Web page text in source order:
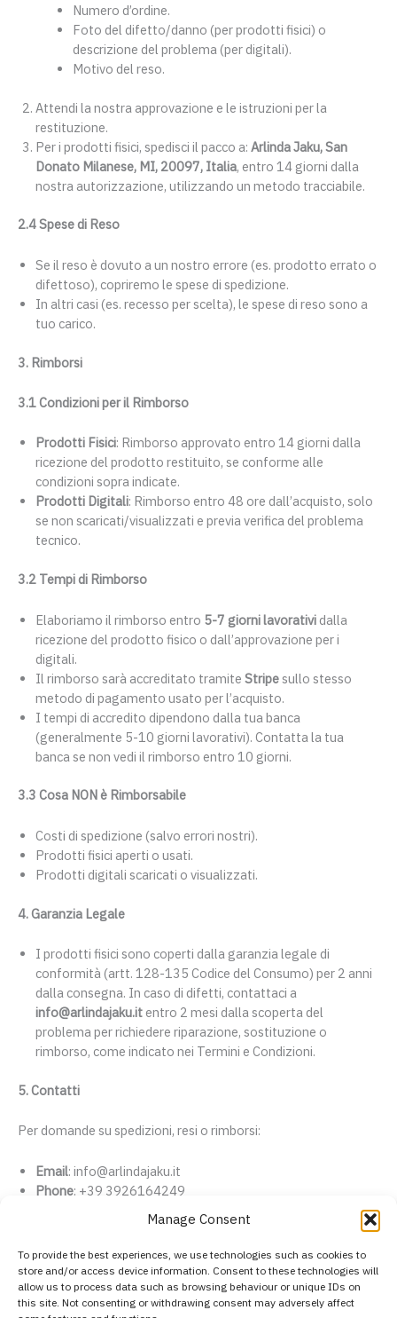
Manage Consent
To provide the best experiences, we use technologies such as cookies to
store and/or access device information. Consent to these technologies will
allow us to process data such as browsing behaviour or unique IDs on
this site. Not consenting or withdrawing consent may adversely affect
Numero d’ordine.
Foto del difetto/danno (per prodotti fisici) o
descrizione del problema (per digitali).
Motivo del reso.
Attendi la nostra approvazione e le istruzioni per la
restituzione.
Per i prodotti fisici, spedisci il pacco a: Arlinda Jaku, San
Donato Milanese, MI, 20097, Italia, entro 14 giorni dalla
nostra autorizzazione, utilizzando un metodo tracciabile.
2.4 Spese di Reso
Se il reso è dovuto a un nostro errore (es. prodotto errato o
difettoso), copriremo le spese di spedizione.
In altri casi (es. recesso per scelta), le spese di reso sono a
tuo carico.
3. Rimborsi
3.1 Condizioni per il Rimborso
Prodotti Fisici: Rimborso approvato entro 14 giorni dalla
ricezione del prodotto restituito, se conforme alle
condizioni sopra indicate.
Prodotti Digitali: Rimborso entro 48 ore dall’acquisto, solo
se non scaricati/visualizzati e previa verifica del problema
tecnico.
3.2 Tempi di Rimborso
Elaboriamo il rimborso entro 5-7 giorni lavorativi dalla
ricezione del prodotto fisico o dall’approvazione per i
digitali.
Il rimborso sarà accreditato tramite Stripesullo stesso
metodo di pagamento usato per l’acquisto.
I tempi di accredito dipendono dalla tua banca
(generalmente 5-10 giorni lavorativi). Contatta la tua
banca se non vedi il rimborso entro 10 giorni.
3.3 Cosa NON è Rimborsabile
Costi di spedizione (salvo errori nostri).
Prodotti fisici aperti o usati.
Prodotti digitali scaricati o visualizzati.
4. Garanzia Legale
I prodotti fisici sono coperti dalla garanzia legale di
conformità (artt. 128-135 Codice del Consumo) per 2 anni
dalla consegna. In caso di difetti, contattaci a
info@arlindajaku.it entro 2 mesi dalla scoperta del
problema per richiedere riparazione, sostituzione o
rimborso, come indicato nei Termini e Condizioni.
5. Contatti
Per domande su spedizioni, resi o rimborsi:
Email: info@arlindajaku.it
Phone: +39 3926164249
Orari: lunedì-venerdì, 9:00-18:00.
Privacy Policy